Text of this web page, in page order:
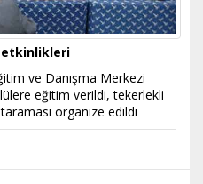
etkinlikleri
ve Danışma Merkezi
eğitim verildi, tekerlekli
taraması organize edildi